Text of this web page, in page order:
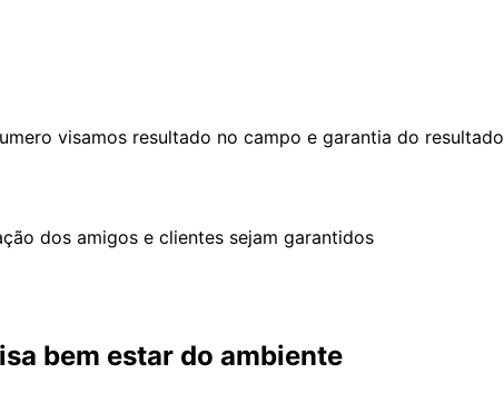
visamos resultado no campo e garantia do resultado
dos amigos e clientes sejam garantidos
bem estar do ambiente